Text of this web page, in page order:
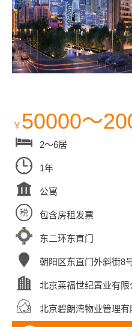
￥ 50000～
2～6居
1年
公寓
包含房租发票
东二环东直门
朝阳区东直门外斜街8
北京莱福世纪置业有限
北京碧朗湾物业管理有